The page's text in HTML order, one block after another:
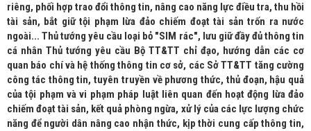
riêng, phối hợp trao đổi thông tin, nâng cao năng lực điều tra, thu hồi
tài sản, bắt giữ tội phạm lừa đảo chiếm đoạt tài sản trốn ra nước
ngoài... Thủ tướng yêu cầu loại bỏ "SIM rác", lưu giữ đầy đủ thông tin
cá nhân Thủ tướng yêu cầu Bộ TT&TT chỉ đạo, hướng dẫn các cơ
quan báo chí và hệ thống thông tin cơ sở, các Sở TT&TT tăng cường
công tác thông tin, tuyên truyền về phương thức, thủ đoạn, hậu quả
của tội phạm và vi phạm pháp luật liên quan đến hoạt động lừa đảo
chiếm đoạt tài sản, kết quả phòng ngừa, xử lý của các lực lượng chức
năng để người dân nâng cao nhận thức, kịp thời cung cấp thông tin,